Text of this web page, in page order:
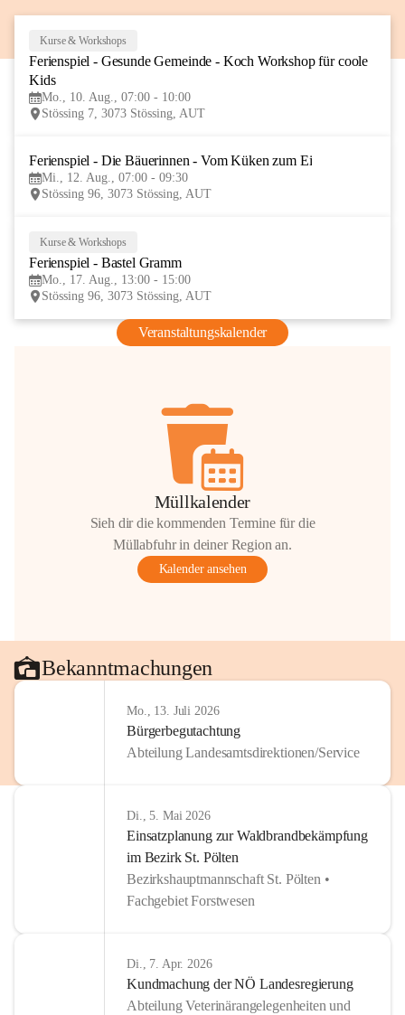
AUG
Kurse & Workshops
Ferienspiel - Gesunde Gemeinde - Koch Workshop für coole
Kids
Mo., 10. Aug., 07:00 - 10:00
Stössing 7, 3073 Stössing, AUT
Ferienspiel - Die Bäuerinnen - Vom Küken zum Ei
Mi., 12. Aug., 07:00 - 09:30
Stössing 96, 3073 Stössing, AUT
Kurse & Workshops
Ferienspiel - Bastel Gramm
Mo., 17. Aug., 13:00 - 15:00
Stössing 96, 3073 Stössing, AUT
Veranstaltungskalender
Müllkalender
Sieh dir die kommenden Termine für die
Müllabfuhr in deiner Region an.
Kalender ansehen
Bekanntmachungen
Mo., 13. Juli 2026
Bürgerbegutachtung
Abteilung Landesamtsdirektionen/Service
Di., 5. Mai 2026
Einsatzplanung zur Waldbrandbekämpfung
im Bezirk St. Pölten
Bezirkshauptmannschaft St. Pölten •
Fachgebiet Forstwesen
Di., 7. Apr. 2026
Kundmachung der NÖ Landesregierung
Abteilung Veterinärangelegenheiten und